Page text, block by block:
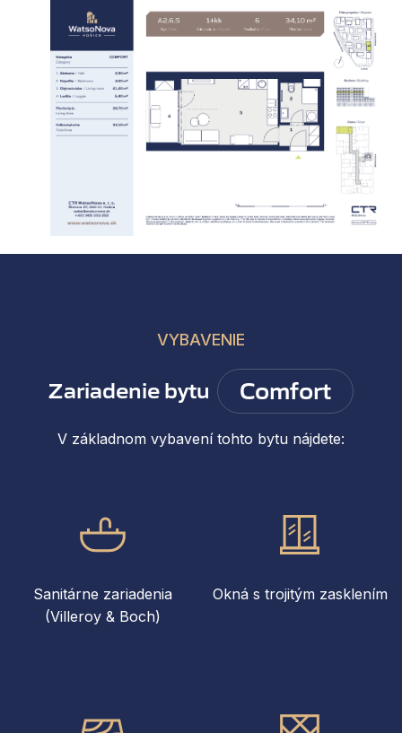
VYBAVENIE
Zariadenie bytu Comfort
V základnom vybavení tohto bytu nájdete:
Sanitárne zariadenia
(Villeroy & Boch)
Okná s trojitým zasklením